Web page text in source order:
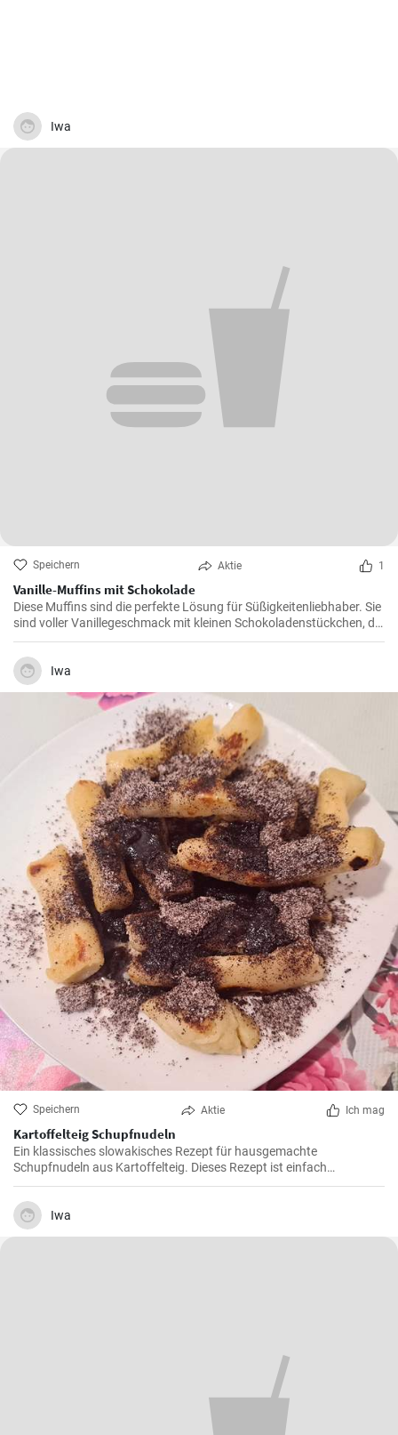
Iwa
Speichern Aktie 1
Vanille-Muffins mit Schokolade
Diese Muffins sind die perfekte Lösung für Süßigkeitenliebhaber. Sie
sind voller Vanillegeschmack mit kleinen Schokoladenstückchen, die
eine unwiderstehliche Kombination ergeben.
Iwa
Speichern Aktie Ich mag
Kartoffelteig Schupfnudeln
Ein klassisches slowakisches Rezept für hausgemachte
Schupfnudeln aus Kartoffelteig. Dieses Rezept ist einfach
zuzubereiten und schmeckt hervorragend.
Iwa